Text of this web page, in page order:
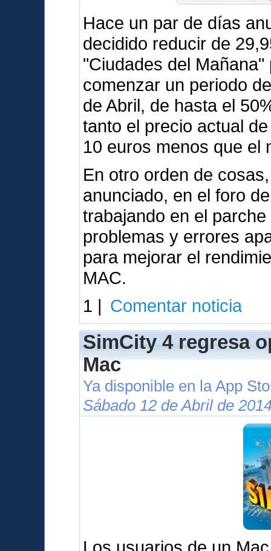
Hace un par de días
decidido reducir de
"Ciudades del
comenzar un periodo
de Abril, de hasta el
tanto el precio actual
10 euros menos que el
En otro orden de
anunciado, en el foro
trabajando en el
problemas y errores
para mejorar el
MAC.
1 | Comentar noticia
SimCity 4 regresa
Mac
Ya disponible en la App
Sábado 12 de Abril de